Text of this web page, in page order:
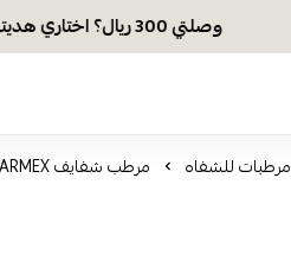
وصلتي 300 ريال؟ اختاري هديتك :🏍 شحن مجاني بكود N28 أو 💸خصم بكود EID26
مرطبات للشفاه مرطب شفايف CARMEX كارمكس بالكرز